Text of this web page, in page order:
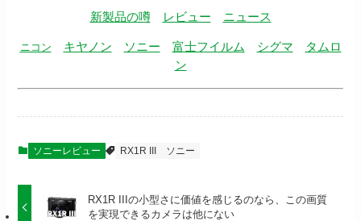
新製品の噂 レビュー ニュース
ニコン キヤノン ソニー 富士フイルム シグマ
タムロ
ン
ソニーレビュー RX1R III ソニー
RX1R IIIの小型さに価値を感じるのなら、この画質
を実現できるカメラは他にない